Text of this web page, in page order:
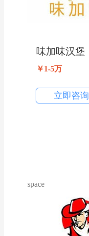
味加味汉堡
￥1-5万
立即咨询
space